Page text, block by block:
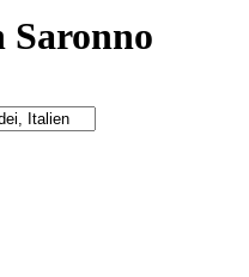
Saronno